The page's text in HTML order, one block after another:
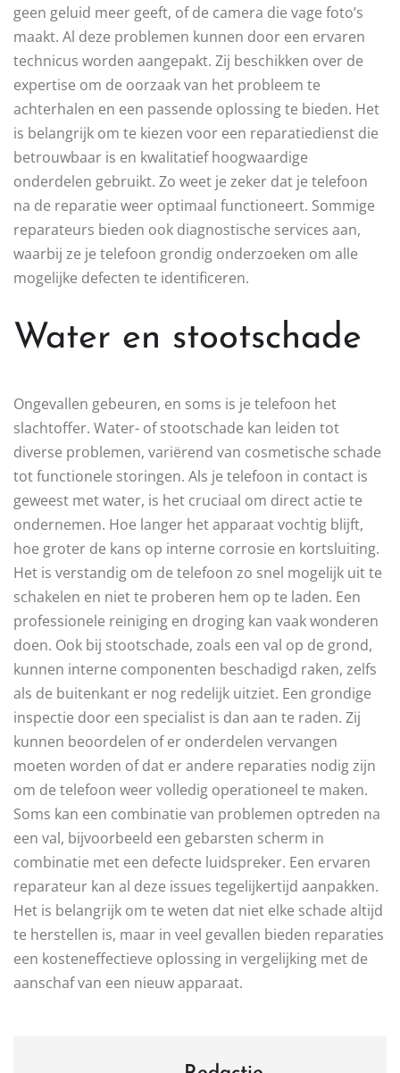
geen geluid meer geeft, of de camera die vage foto’s
maakt. Al deze problemen kunnen door een ervaren
technicus worden aangepakt. Zij beschikken over de
expertise om de oorzaak van het probleem te
achterhalen en een passende oplossing te bieden. Het
is belangrijk om te kiezen voor een reparatiedienst die
betrouwbaar is en kwalitatief hoogwaardige
onderdelen gebruikt. Zo weet je zeker dat je telefoon
na de reparatie weer optimaal functioneert. Sommige
reparateurs bieden ook diagnostische services aan,
waarbij ze je telefoon grondig onderzoeken om alle
mogelijke defecten te identificeren.
Water en stootschade
Ongevallen gebeuren, en soms is je telefoon het
slachtoffer. Water- of stootschade kan leiden tot
diverse problemen, variërend van cosmetische schade
tot functionele storingen. Als je telefoon in contact is
geweest met water, is het cruciaal om direct actie te
ondernemen. Hoe langer het apparaat vochtig blijft,
hoe groter de kans op interne corrosie en kortsluiting.
Het is verstandig om de telefoon zo snel mogelijk uit te
schakelen en niet te proberen hem op te laden. Een
professionele reiniging en droging kan vaak wonderen
doen. Ook bij stootschade, zoals een val op de grond,
kunnen interne componenten beschadigd raken, zelfs
als de buitenkant er nog redelijk uitziet. Een grondige
inspectie door een specialist is dan aan te raden. Zij
kunnen beoordelen of er onderdelen vervangen
moeten worden of dat er andere reparaties nodig zijn
om de telefoon weer volledig operationeel te maken.
Soms kan een combinatie van problemen optreden na
een val, bijvoorbeeld een gebarsten scherm in
combinatie met een defecte luidspreker. Een ervaren
reparateur kan al deze issues tegelijkertijd aanpakken.
Het is belangrijk om te weten dat niet elke schade altijd
te herstellen is, maar in veel gevallen bieden reparaties
een kosteneffectieve oplossing in vergelijking met de
aanschaf van een nieuw apparaat.